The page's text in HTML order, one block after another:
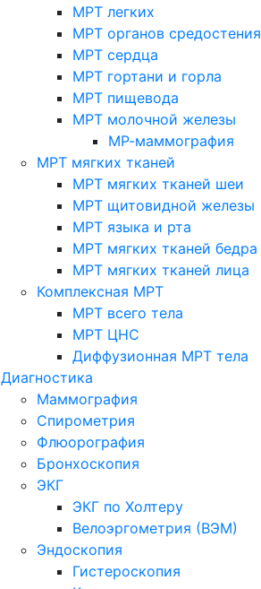
МРТ легких
МРТ органов средостения
МРТ сердца
МРТ гортани и горла
МРТ пищевода
МРТ молочной железы
МР-маммография
МРТ мягких тканей
МРТ мягких тканей шеи
МРТ щитовидной железы
МРТ языка и рта
МРТ мягких тканей бедра
МРТ мягких тканей лица
Комплексная МРТ
МРТ всего тела
МРТ ЦНС
Диффузионная МРТ тела
Диагностика
Маммография
Спирометрия
Флюорография
Бронхоскопия
ЭКГ
ЭКГ по Холтеру
Велоэргометрия (ВЭМ)
Эндоскопия
Гистероскопия